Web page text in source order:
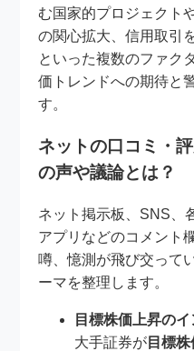
む国家的プロジェクト
の関心拡大、信用取引
といった複数のファク
価トレンドへの期待と
す。
ネットの口コミ・
の声や議論とは？
ネット掲示板、SNS、
アプリなどのコメント
噂、憶測が飛び交って
ーマを整理します。
目標株価上昇のイ
大手証券が 目標